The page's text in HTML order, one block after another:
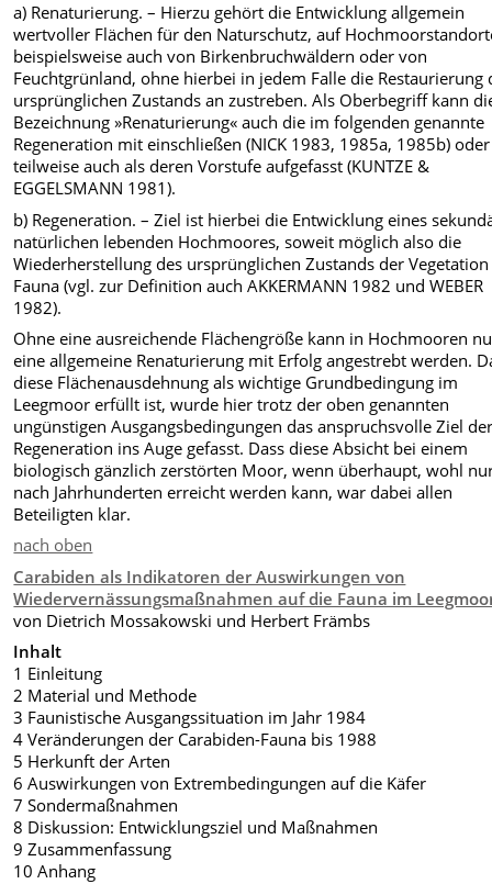
a) Renaturierung. – Hierzu gehört die Entwicklung allgemein
wertvoller Flächen für den Naturschutz, auf
beispielsweise auch von Birkenbruchwäldern oder von
Feuchtgrünland, ohne hierbei in jedem Falle die Restaurierung
ursprünglichen Zustands an zustreben. Als Oberbegriff kann
Bezeichnung »Renaturierung« auch die im folgenden genannte
Regeneration mit einschließen (NICK 1983, 1985a, 1985b)
teilweise auch als deren Vorstufe aufgefasst (KUNTZE &
EGGELSMANN 1981).
b) Regeneration. – Ziel ist hierbei die Entwicklung eines
natürlichen lebenden Hochmoores, soweit möglich also die
Wiederherstellung des ursprünglichen Zustands der
Fauna (vgl. zur Definition auch AKKERMANN 1982 und WEBER
1982).
Ohne eine ausreichende Flächengröße kann in Hochmooren
eine allgemeine Renaturierung mit Erfolg angestrebt werden.
diese Flächenausdehnung als wichtige Grundbedingung im
Leegmoor erfüllt ist, wurde hier trotz der oben genannten
ungünstigen Ausgangsbedingungen das anspruchsvolle Ziel
Regeneration ins Auge gefasst. Dass diese Absicht bei einem
biologisch gänzlich zerstörten Moor, wenn überhaupt, wohl
nach Jahrhunderten erreicht werden kann, war dabei allen
Beteiligten klar.
nach oben
Carabiden als Indikatoren der Auswirkungen von
Wiedervernässungsmaßnahmen auf die Fauna im
von Dietrich Mossakowski und Herbert Främbs
Inhalt
1 Einleitung
2 Material und Methode
3 Faunistische Ausgangssituation im Jahr 1984
4 Veränderungen der Carabiden-Fauna bis 1988
5 Herkunft der Arten
6 Auswirkungen von Extrembedingungen auf die Käfer
7 Sondermaßnahmen
8 Diskussion: Entwicklungsziel und Maßnahmen
9 Zusammenfassung
10 Anhang